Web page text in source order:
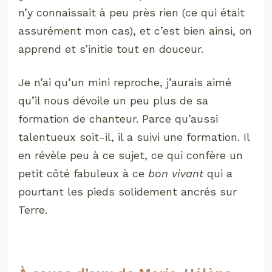
n’y connaissait à peu près rien (ce qui était
assurément mon cas), et c’est bien ainsi, on
apprend et s’initie tout en douceur.
Je n’ai qu’un mini reproche, j’aurais aimé
qu’il nous dévoile un peu plus de sa
formation de chanteur. Parce qu’aussi
talentueux soit-il, il a suivi une formation. Il
en révèle peu à ce sujet, ce qui confère un
petit côté fabuleux à ce bon vivantqui a
pourtant les pieds solidement ancrés sur
Terre.